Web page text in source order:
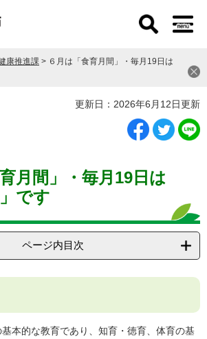
康推進課 > ６月は「食育月間」・毎月19日は
更新日：2026年6月12日更新
月間」・毎月19日は
です
ページ内目次
本的な教育であり、知育・徳育、体育の基